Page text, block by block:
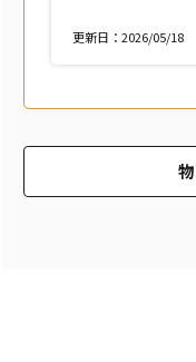
更新日：2026/05/18